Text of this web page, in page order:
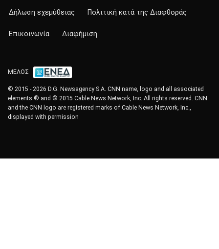
Δήλωση εχεμύθειας Πολιτική κατά της Διαφθοράς
Επικοινωνία Διαφήμιση
ΜΕΛΟΣ
© 2015 - 2026 D.G. Newsagency S.A. CNN name, logo and all associated
elements ® and © 2015 Cable News Network, Inc. All rights reserved. CNN
and the CNN logo are registered marks of Cable News Network, Inc.,
displayed with permission